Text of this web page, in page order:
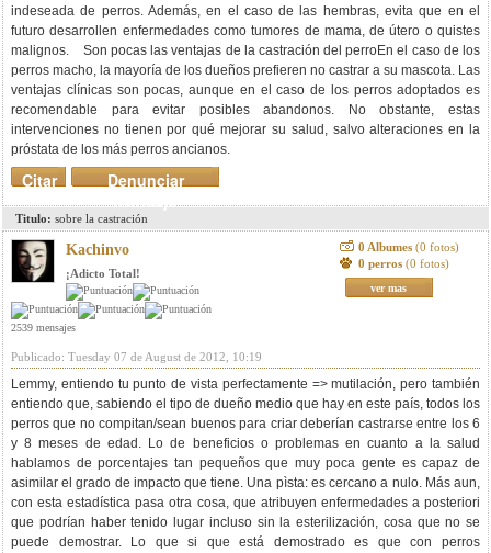
indeseada de perros. Además, en el caso de las hembras, evita que en el
futuro desarrollen enfermedades como tumores de mama, de útero o quistes
malignos. Son pocas las ventajas de la castración del perroEn el caso de los
perros macho, la mayoría de los dueños prefieren no castrar a su mascota. Las
ventajas clínicas son pocas, aunque en el caso de los perros adoptados es
recomendable para evitar posibles abandonos. No obstante, estas
intervenciones no tienen por qué mejorar su salud, salvo alteraciones en la
próstata de los más perros ancianos.
Denunciar
mensaje
Citar
Titulo: sobre la castración
Kachinvo
¡Adicto Total!
2539 mensajes
0 Albumes (0 fotos)
0 perros (0 fotos)
ver mas
Publicado: Tuesday 07 de August de 2012, 10:19
Lemmy, entiendo tu punto de vista perfectamente => mutilación, pero también
entiendo que, sabiendo el tipo de dueño medio que hay en este país, todos los
perros que no compitan/sean buenos para criar deberían castrarse entre los 6
y 8 meses de edad. Lo de beneficios o problemas en cuanto a la salud
hablamos de porcentajes tan pequeños que muy poca gente es capaz de
asimilar el grado de impacto que tiene. Una pìsta: es cercano a nulo. Más aun,
con esta estadística pasa otra cosa, que atribuyen enfermedades a posteriori
que podrían haber tenido lugar incluso sin la esterilización, cosa que no se
puede demostrar. Lo que si que está demostrado es que con perros